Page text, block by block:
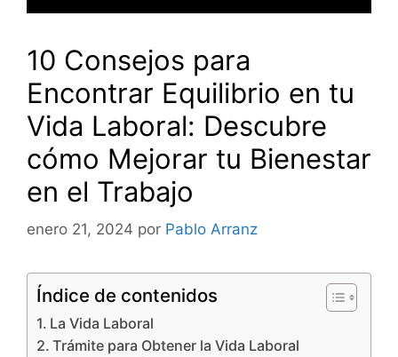
10 Consejos para
Encontrar Equilibrio en tu
Vida Laboral: Descubre
cómo Mejorar tu Bienestar
en el Trabajo
enero 21, 2024 por Pablo Arranz
Índice de contenidos
La Vida Laboral
Trámite para Obtener la Vida Laboral